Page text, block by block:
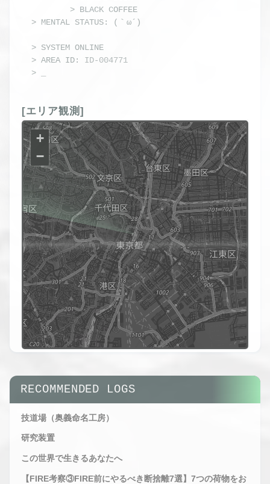
        > BLACK COFFEE
> MENTAL STATUS:
(｀ω´)
> SYSTEM ONLINE
> AREA ID: ID-004771
>
[エリア観測]
+
−
AREA
RADAR
RECOMMENDED LOGS
技道場（奥義命名工房）
研究装置
この世界で生きるあなたへ
【FIRE考察③FIRE前にやるべき断捨離7選】7つの荷物をお